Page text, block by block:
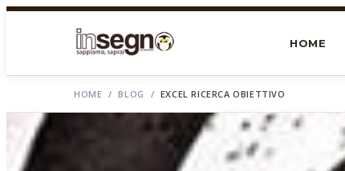
HOME
HOME / BLOG / EXCEL RICERCA OBIETTIVO